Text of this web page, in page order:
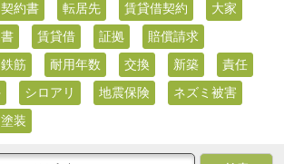
契約書 転居先 賃貸借契約
大家
賃貸借 証拠
賠償請求
鉄筋 耐用年数 交換 新築
責任
シロアリ 地震保険
ネズミ被害
塗装